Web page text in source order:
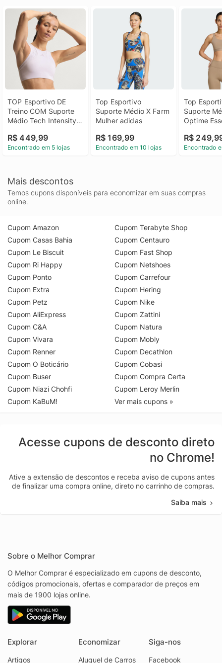
TOP Esportivo DE
Treino COM Suporte
Médio Tech Intensity
R$ 449,99
Encontrado em 5 lojas
Top Esportivo
Suporte Médio X Farm
Mulher adidas
R$ 169,99
Encontrado em 10 lojas
Top
Suporte
Optime
R$
Encontrado
Mais descontos
Temos cupons disponíveis para economizar em suas compras
online.
Cupom Amazon
Cupom Casas Bahia
Cupom Le Biscuit
Cupom Ri Happy
Cupom Ponto
Cupom Extra
Cupom Petz
Cupom AliExpress
Cupom C&A
Cupom Vivara
Cupom Renner
Cupom O Boticário
Cupom Buser
Cupom Niazi Chohfi
Cupom KaBuM!
Cupom Terabyte Shop
Cupom Centauro
Cupom Fast Shop
Cupom Netshoes
Cupom Carrefour
Cupom Hering
Cupom Nike
Cupom Zattini
Cupom Natura
Cupom Mobly
Cupom Decathlon
Cupom Cobasi
Cupom Compra Certa
Cupom Leroy Merlin
Ver mais cupons »
Acesse cupons de desconto direto
no Chrome!
Ative a extensão de descontos e receba aviso de cupons antes
de finalizar uma compra online, direto no carrinho de compras.
Saiba mais
Sobre o Melhor Comprar
O Melhor Comprar é especializado em cupons de desconto,
códigos promocionais, ofertas e comparador de preços em
mais de 1900 lojas online.
Explorar
Artigos
Economizar
Aluguel de Carros
Siga-nos
Facebook